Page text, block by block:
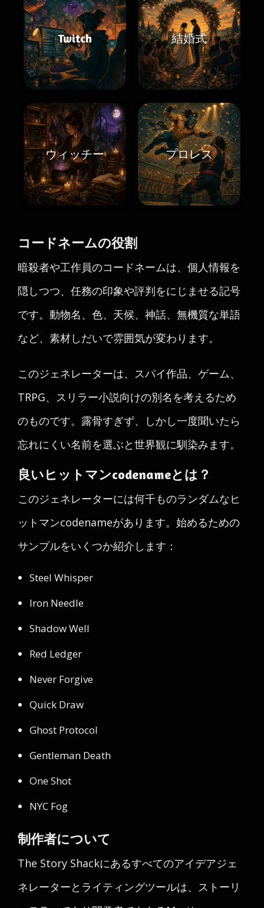
Twitch 結婚式
ウィッチー プロレス
コードネームの役割
暗殺者や工作員のコードネームは、個人情報を
隠しつつ、任務の印象や評判をにじませる記号
です。動物名、色、天候、神話、無機質な単語
など、素材しだいで雰囲気が変わります。
このジェネレーターは、スパイ作品、ゲーム、
TRPG、スリラー小説向けの別名を考えるため
のものです。露骨すぎず、しかし一度聞いたら
忘れにくい名前を選ぶと世界観に馴染みます。
良いヒットマンcodenameとは？
このジェネレーターには何千ものランダムなヒ
ットマンcodenameがあります。始めるための
サンプルをいくつか紹介します：
Steel Whisper
Iron Needle
Shadow Well
Red Ledger
Never Forgive
Quick Draw
Ghost Protocol
Gentleman Death
One Shot
NYC Fog
制作者について
The Story Shackにあるすべてのアイデアジェ
ネレーターとライティングツールは、ストーリ